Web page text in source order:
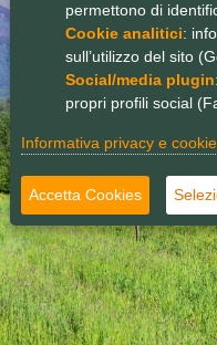
permettono di
Cookie analitici:
sull’utilizzo del sito
Social/media plugin
propri profili social
Informativa privacy e
Accetta Cookies